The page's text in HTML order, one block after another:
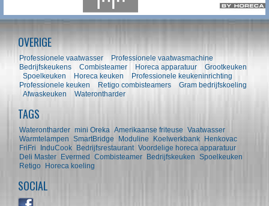
OVERIGE
Professionele vaatwasser
Professionele vaatwasmachine
Bedrijfskeukens
Combisteamer Horeca apparatuur
Grootkeuken
Spoelkeuken
Horeca keuken
Professionele keukeninrichting
Professionele keuken
Retigo combisteamers
Gram bedrijfskoeling
Afwaskeuken
Waterontharder
TAGS
Waterontharder mini Oreka Amerikaanse friteuse Vaatwasser
Warmtelampen SmartBridge Moduline Koelwerkbank
Henkovac
FriFri
InduCook Bedrijfsrestaurant Voordelige horeca apparatuur
Deli Master
Evermed Combisteamer Bedrijfskeuken Spoelkeuken
Retigo
Horeca koeling
SOCIAL